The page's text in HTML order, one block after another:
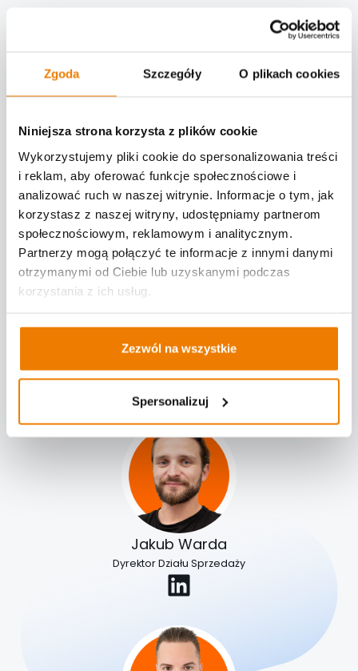
Zgoda Szczegóły O plikach cookies
Niniejsza strona korzysta z plików cookie
Wykorzystujemy pliki cookie do spersonalizowania treści
i reklam, aby oferować funkcje społecznościowe i
analizować ruch w naszej witrynie. Informacje o tym, jak
korzystasz z naszej witryny, udostępniamy partnerom
społecznościowym, reklamowym i analitycznym.
Partnerzy mogą połączyć te informacje z innymi danymi
otrzymanymi od Ciebie lub uzyskanymi podczas
korzystania z ich usług.
Zezwól na wszystkie
Spersonalizuj
Kierownik Działu Wsparcia Technicznego
Artur Montewski
Specjalista ds. Wsparcia Technicznego
Jakub Warda
Dyrektor Działu Sprzedaży
LinkedIn